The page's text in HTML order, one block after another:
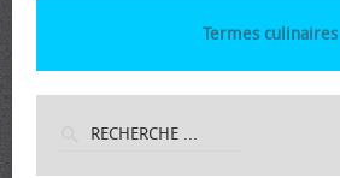
Termes culinaires